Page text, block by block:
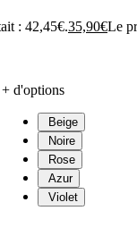
: 42,45€.35,90€Le
+ d'options
Beige
Noire
Rose
Azur
Violet